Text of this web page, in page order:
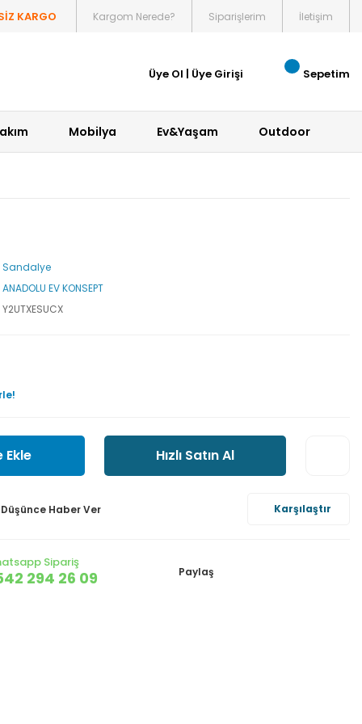
KARGO Kargom Nerede? Siparişlerim İletişim
Üye Ol | Üye Girişi Sepetim
Mobilya Ev&Yaşam Outdoor
Sandalye
ANADOLU EV KONSEPT
Y2UTXESUCX
Ekle Hızlı Satın Al
Düşünce Haber Ver Karşılaştır
Sipariş
294 26 09 Paylaş